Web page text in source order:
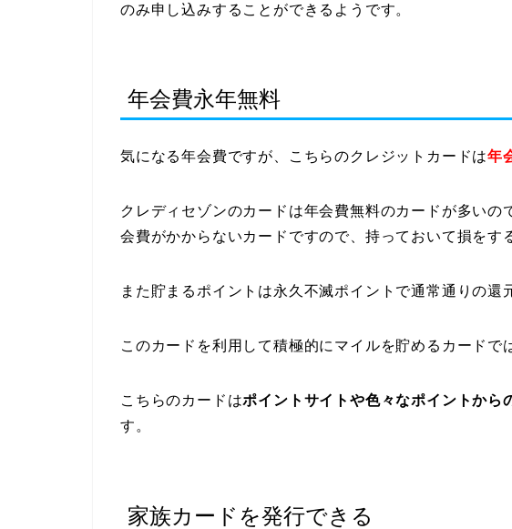
のみ申し込みすることができるようです。
年会費永年無料
気になる年会費ですが、こちらのクレジットカードは年
クレディセゾンのカードは年会費無料のカードが多いの
会費がかからないカードですので、持っておいて損をす
また貯まるポイントは永久不滅ポイントで通常通りの還
このカードを利用して積極的にマイルを貯めるカードで
こちらのカードはポイントサイトや色々なポイントから
す。
家族カードを発行できる